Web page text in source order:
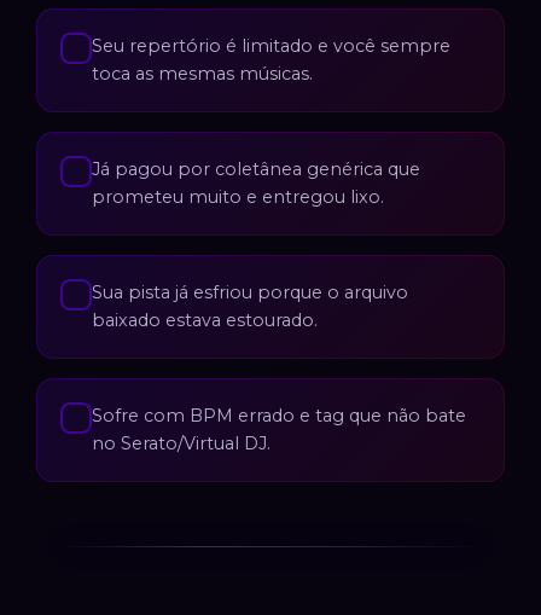
Seu repertório é limitado e você sempre
toca as mesmas músicas.
Já pagou por coletânea genérica que
prometeu muito e entregou lixo.
Sua pista já esfriou porque o arquivo
baixado estava estourado.
Sofre com BPM errado e tag que não bate
no Serato/Virtual DJ.